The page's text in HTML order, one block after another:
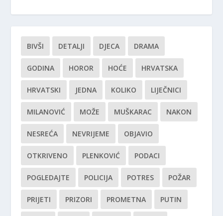
BIVŠI DETALJI DJECA DRAMA
GODINA HOROR HOĆE HRVATSKA
HRVATSKI JEDNA KOLIKO LIJEČNICI
MILANOVIĆ MOŽE MUŠKARAC NAKON
NESREĆA NEVRIJEME OBJAVIO
OTKRIVENO PLENKOVIĆ PODACI
POGLEDAJTE POLICIJA POTRES POŽAR
PRIJETI PRIZORI PROMETNA PUTIN